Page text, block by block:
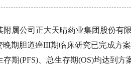
附属公司正大天晴药业集团股份有限
期胆道癌III期临床研究已完成方案
期(PFS)、总生存期(OS)均达到方